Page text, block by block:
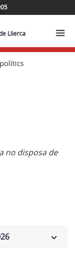
Llierca
no disposa de